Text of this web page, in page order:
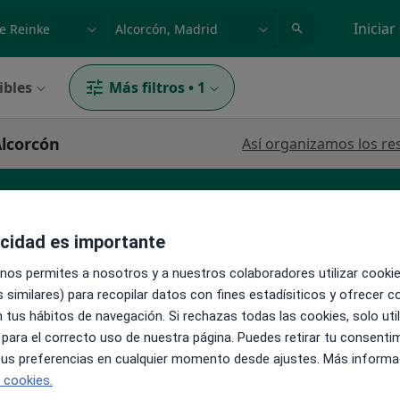
enfermedad o nombre
p. ej. Madrid Iniciar
Más filtros • 1
Así organizamos los
Enfermero
La reserva de cita online no está
Pedir una cita
es importante
permites a nosotros y a nuestros colaboradores utilizar
similares) para recopilar datos con fines estadísiticos y ofrecer
tus hábitos de navegación. Si rechazas todas las cookies, solo
el correcto uso de nuestra página. Puedes retirar tu
preferencias en cualquier momento desde ajustes. Más